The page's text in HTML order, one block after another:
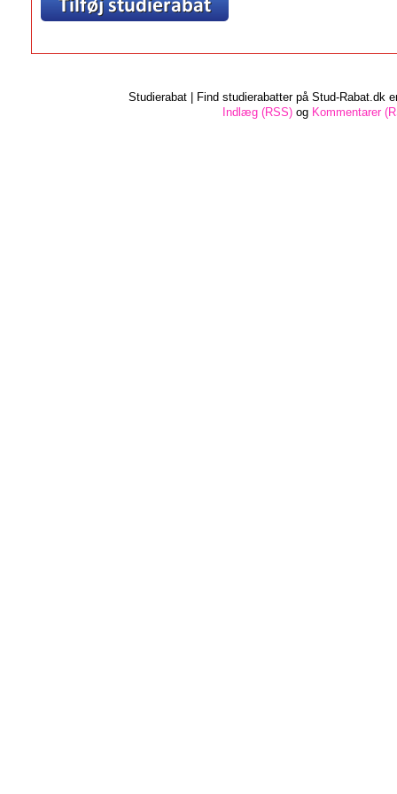
Studierabat | Find studierabatter på Stud-Rabat.dk
Indlæg (RSS) og Kommentarer